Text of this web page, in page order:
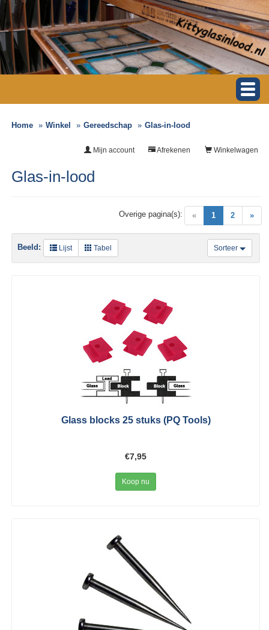
Home Winkel Gereedschap Glas-in-lood
Winkelwagen
Afrekenen
Mijn account
Glas-in-lood
« 1(current)
2 »
Overige pagina(s):
Sorteer
Beeld: Lijst Tabel
Glass blocks 25 stuks (PQ Tools)
€7,95
Koop nu